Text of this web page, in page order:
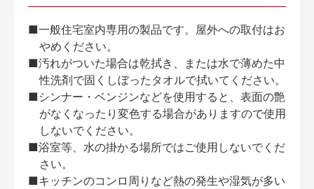
■一般住宅室内専用の製品です。屋外への取付はお
やめください。
■汚れがついた場合は乾拭き、または水で薄めた中
性洗剤で固くしぼったタオルで拭いてください。
■シンナー・ベンジンなどを使用すると、表面の艶
がなくなったり変色する場合がありますので使用
しないでください。
■浴室等、水の掛かる場所ではご使用しないでくだ
さい。
■キッチンのコンロ周りなど熱の発生や湿気が多い